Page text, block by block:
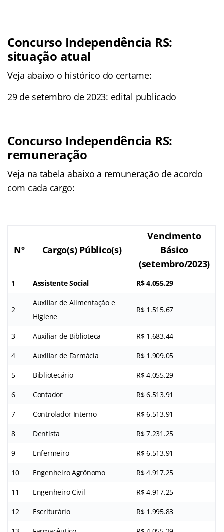
Concurso Independência RS:
situação atual
Veja abaixo o histórico do certame:
29 de setembro de 2023: edital publicado
Concurso Independência RS:
remuneração
Veja na tabela abaixo a remuneração de acordo
com cada cargo:
Nº Cargo(s) Público(s)
Vencimento
Básico
(setembro/2023)
1 Assistente Social R$ 4.055.29
2
Auxiliar de Alimentação e
Higiene
R$ 1.515.67
3 Auxiliar de Biblioteca R$ 1.683.44
4 Auxiliar de Farmácia R$ 1.909.05
5 Bibliotecário R$ 4.055.29
6 Contador R$ 6.513.91
7 Controlador Interno R$ 6.513.91
8 Dentista R$ 7.231.25
9 Enfermeiro R$ 6.513.91
10 Engenheiro Agrônomo R$ 4.917.25
11 Engenheiro Civil R$ 4.917.25
12 Escriturário R$ 1.995.83